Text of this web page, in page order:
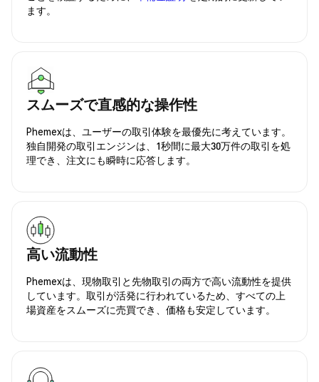
ます。
スムーズで直感的な操作性
Phemexは、ユーザーの取引体験を最優先に考えています。
独自開発の取引エンジンは、1秒間に最大30万件の取引を処
理でき、注文にも瞬時に応答します。
高い流動性
Phemexは、現物取引と先物取引の両方で高い流動性を提供
しています。取引が活発に行われているため、すべての上
場資産をスムーズに売買でき、価格も安定しています。